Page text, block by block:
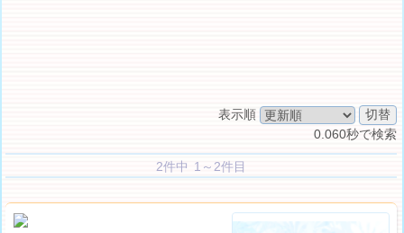
表示順
0.060秒で検索
2件中 1～2件目